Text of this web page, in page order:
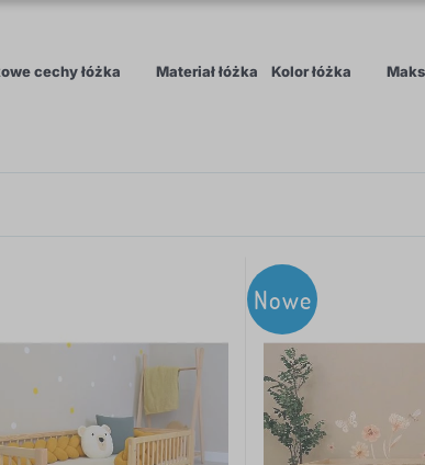
Mouse itd.). Łóżka dla dzieci powinny być
cechy łóżka Materiał łóżka Kolor łóżka
Nowe